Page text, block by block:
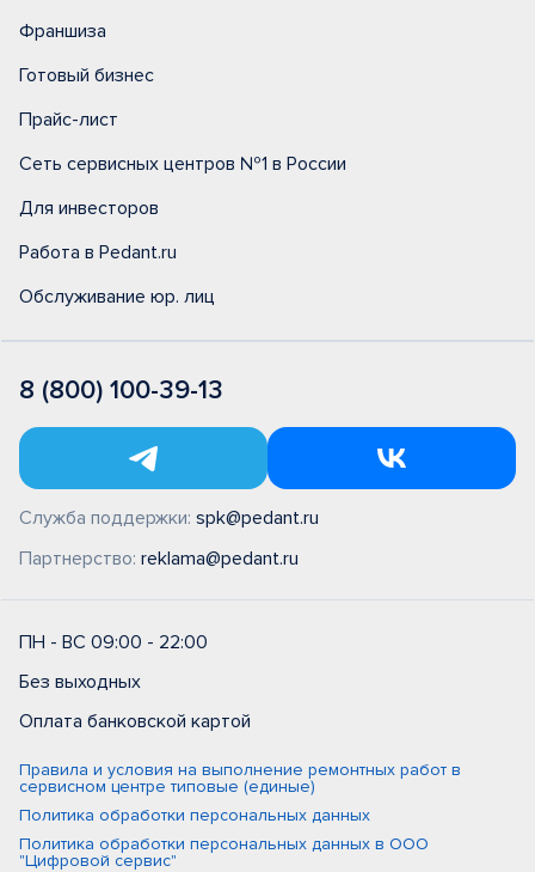
Франшиза
Готовый бизнес
Прайс-лист
Сеть сервисных центров №1 в России
Для инвесторов
Работа в Pedant.ru
Обслуживание юр. лиц
8 (800) 100-39-13
Служба поддержки: spk@pedant.ru
Партнерство: reklama@pedant.ru
ПН - ВС 09:00 - 22:00
Без выходных
Оплата банковской картой
Правила и условия на выполнение ремонтных работ в
сервисном центре типовые (единые)
Политика обработки персональных данных
Политика обработки персональных данных в ООО
"Цифровой сервис"